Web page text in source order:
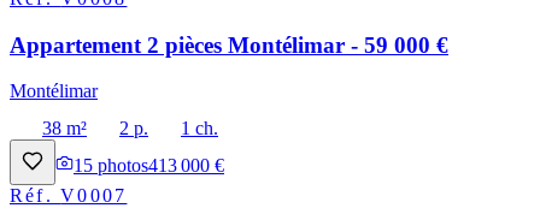
Appartement 2 pièces Montélimar - 59 000 €
Montélimar
38 m²
2 p.
1 ch.
15 photos413 000 €
Réf.V0007